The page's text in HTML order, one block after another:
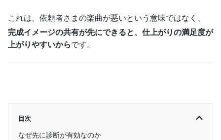
これは、依頼者さまの楽曲が悪いという意味ではなく、
完成イメージの共有が先にできると、仕上がりの満足度が
上がりやすいからです。
目次
なぜ先に診断が有効なのか